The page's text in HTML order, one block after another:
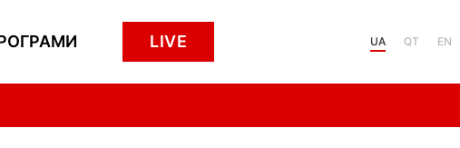
LIVE UA QT EN